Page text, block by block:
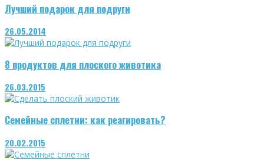
Лучший подарок для подруги
26.05.2014
8 продуктов для плоского животика
26.03.2015
Семейные сплетни: как реагировать?
20.02.2015